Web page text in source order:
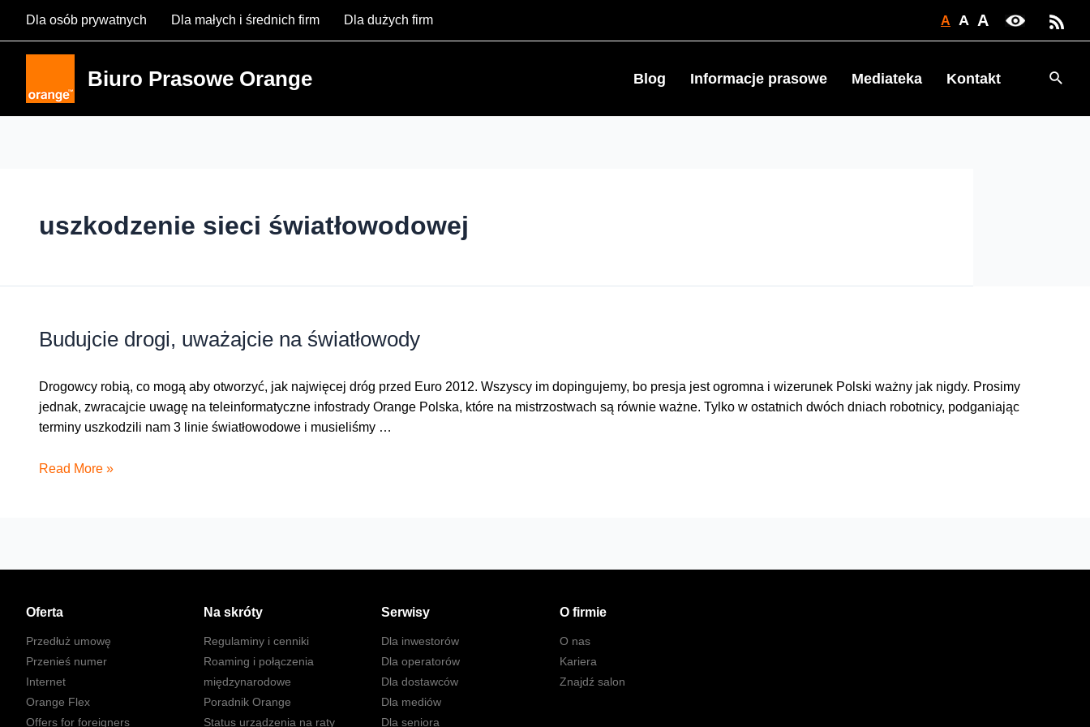
Dla osób prywatnych Dla małych i średnich firm Dla dużych firm A A A
Biuro Prasowe Orange Blog Informacje prasowe Mediateka Kontakt
uszkodzenie sieci światłowodowej
Budujcie drogi, uważajcie na światłowody
Drogowcy robią, co mogą aby otworzyć, jak najwięcej dróg przed Euro 2012. Wszyscy im dopingujemy, bo presja jest ogromna i wizerunek Polski ważny jak nigdy. Prosimy
jednak, zwracajcie uwagę na teleinformatyczne infostrady Orange Polska, które na mistrzostwach są równie ważne. Tylko w ostatnich dwóch dniach robotnicy, podganiając
terminy uszkodzili nam 3 linie światłowodowe i musieliśmy …
Budujcie
Read More »
Oferta
Przedłuż umowę
Przenieś numer
Internet
Orange Flex
Offers for foreigners
Na skróty
Regulaminy i cenniki
Roaming i połączenia
międzynarodowe
Poradnik Orange
Status urządzenia na raty
Serwisy
Dla inwestorów
Dla operatorów
Dla dostawców
Dla mediów
Dla seniora
O firmie
O nas
Kariera
Znajdź salon